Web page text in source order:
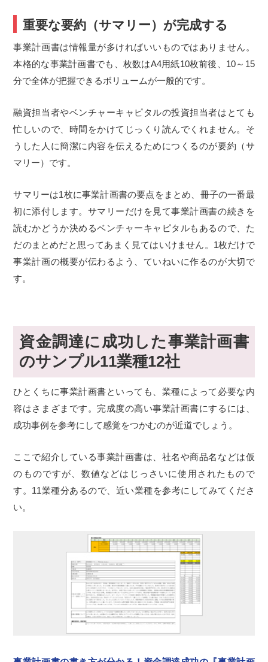
重要な要約（サマリー）が完成する
事業計画書は情報量が多ければいいものではありません。
本格的な事業計画書でも、枚数はA4用紙10枚前後、10～15
分で全体が把握できるボリュームが一般的です。
融資担当者やベンチャーキャピタルの投資担当者はとても
忙しいので、時間をかけてじっくり読んでくれません。そ
うした人に簡潔に内容を伝えるためにつくるのが要約（サ
マリー）です。
サマリーは1枚に事業計画書の要点をまとめ、冊子の一番最
初に添付します。サマリーだけを見て事業計画書の続きを
読むかどうか決めるベンチャーキャピタルもあるので、た
だのまとめだと思ってあまく見てはいけません。1枚だけで
事業計画の概要が伝わるよう、ていねいに作るのが大切で
す。
資金調達に成功した事業計画書
のサンプル11業種12社
ひとくちに事業計画書といっても、業種によって必要な内
容はさまざまです。完成度の高い事業計画書にするには、
成功事例を参考にして感覚をつかむのが近道でしょう。
ここで紹介している事業計画書は、社名や商品名などは仮
のものですが、数値などはじっさいに使用されたもので
す。11業種分あるので、近い業種を参考にしてみてくださ
い。